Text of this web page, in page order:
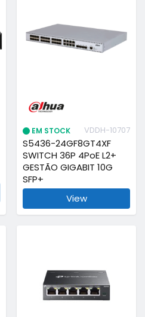
EM STOCK VDDH-10707
S5436-24GF8GT4XF
SWITCH 36P 4PoE L2+
GESTÃO GIGABIT 10G
SFP+
View